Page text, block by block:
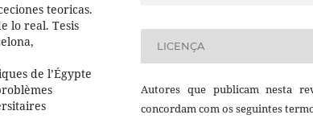
teoricas.
lo real. Tesis
de l’Égypte
LICENÇA
Autores que publicam nesta
concordam com os seguintes